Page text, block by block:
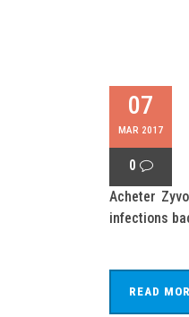
07
MAR 2017
0
Acheter
infections
READ